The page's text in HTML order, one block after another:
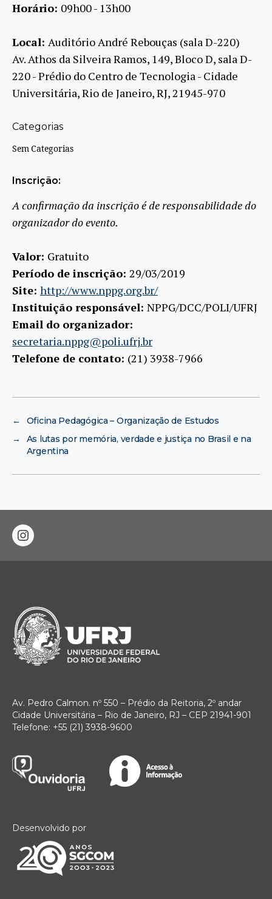
Horário: 09h00 - 13h00
Local: Auditório André Rebouças (sala D-220)
Av. Athos da Silveira Ramos, 149, Bloco D, sala D-
220 - Prédio do Centro de Tecnologia - Cidade
Universitária, Rio de Janeiro, RJ, 21945-970
Categorias
Sem Categorias
Inscrição:
A confirmação da inscrição é de responsabilidade do
organizador do evento.
Valor: Gratuito
Período de inscrição: 29/03/2019
Site: http://www.nppg.org.br/
Instituição responsável: NPPG/DCC/POLI/UFRJ
Email do organizador:
secretaria.nppg@poli.ufrj.br
Telefone de contato: (21) 3938-7966
←
Oficina Pedagógica – Organização de Estudos
→
As lutas por memória, verdade e justiça no Brasil e na
Argentina
instagram
Av. Pedro Calmon. nº 550 – Prédio da Reitoria, 2º andar
Cidade Universitária – Rio de Janeiro, RJ – CEP 21941-901
Telefone: +55 (21) 3938-9600
Desenvolvido por